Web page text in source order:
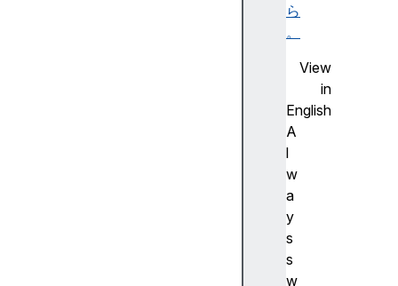
ら
。
View
in
English
A
l
w
a
y
s
s
w